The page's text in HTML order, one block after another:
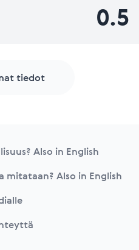
0.5
tiedot
Also in English
Also in English